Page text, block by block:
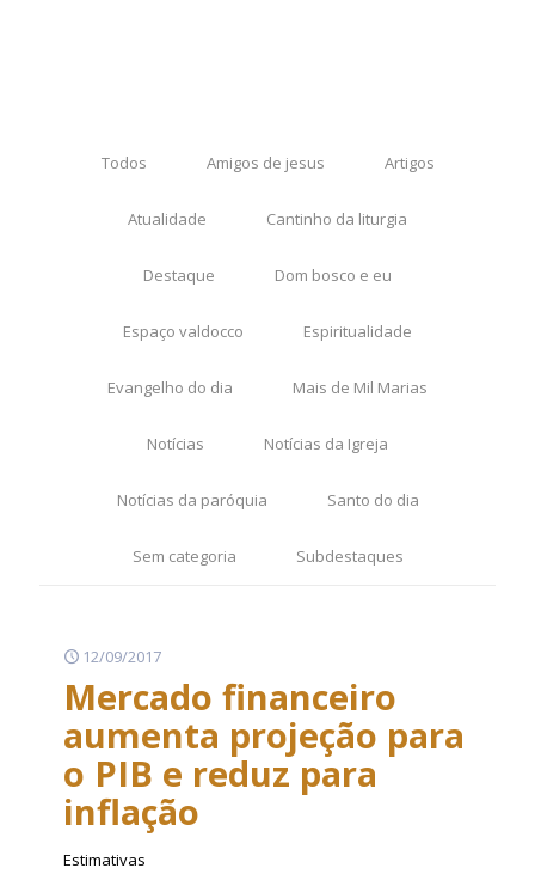
Todos Amigos de jesus Artigos
Atualidade Cantinho da liturgia
Destaque Dom bosco e eu
Espaço valdocco Espiritualidade
Evangelho do dia Mais de Mil Marias
Notícias Notícias da Igreja
Notícias da paróquia Santo do dia
Sem categoria Subdestaques
12/09/2017
Mercado financeiro
aumenta projeção para
o PIB e reduz para
inflação
Estimativas